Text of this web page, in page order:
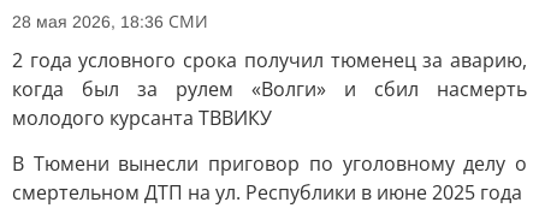
28 мая 2026, 18:36 СМИ
2 года условного срока получил тюменец за аварию,
когда был за рулем «Волги» и сбил насмерть
молодого курсанта ТВВИКУ
В Тюмени вынесли приговор по уголовному делу о
смертельном ДТП на ул. Республики в июне 2025 года